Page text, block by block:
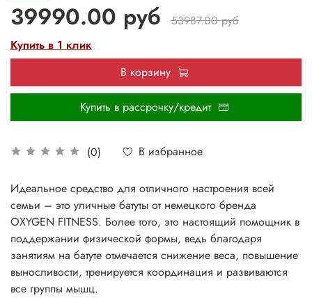
(0) В избранное
39990.00 руб
53987.00 руб
Купить в 1 клик
В корзину
Купить в рассрочку/кредит
Идеальное средство для отличного настроения всей
семьи – это уличные батуты от немецкого бренда
OXYGEN FITNESS. Более того, это настоящий помощник в
поддержании физической формы, ведь благодаря
занятиям на батуте отмечается снижение веса, повышение
выносливости, тренируется координация и развиваются
все группы мышц.